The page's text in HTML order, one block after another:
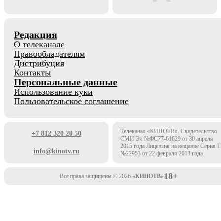
Редакция
О телеканале
Правообладателям
Дистрибуция
Контакты
Персональные данные
Использование куки
Пользовательское соглашение
+7 812 320 20 50
info@kinotv.ru
Телеканал «КИНОТВ». Свидетельство
СМИ Эл №ФС77-61629 от 30 апреля
2015 года Лицензия на вещание Серия
№22953 от 22 февраля 2013 года
Все права защищены © 2026 «КИНОТВ»18+